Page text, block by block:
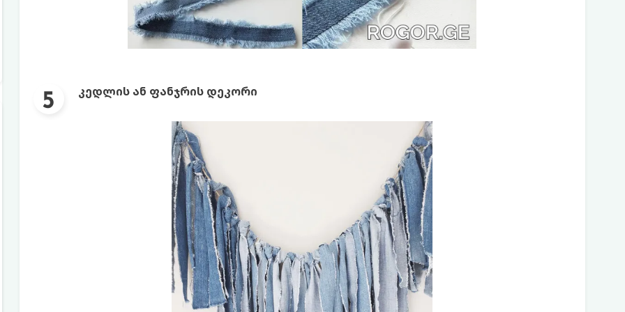
კედლის ან ფანჯრის დეკორი